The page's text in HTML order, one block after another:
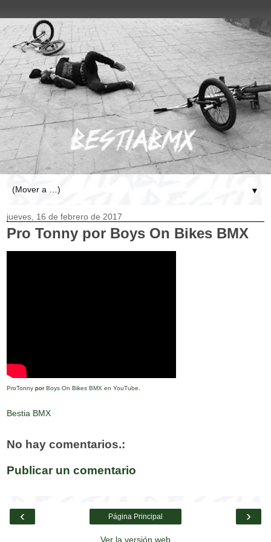
▼
jueves, 16 de febrero de 2017
Pro Tonny por Boys On Bikes BMX
ProTonny por Boys On Bikes BMX en YouTube.
Bestia BMX
No hay comentarios.:
Publicar un comentario
‹ ›
Página Principal
Ver la versión web